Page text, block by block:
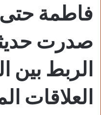
فاطمة حتى
صدرت
الربط
العلاقات